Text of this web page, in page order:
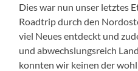
Dies war nun unser letztes
Roadtrip durch den
viel Neues entdeckt und
und abwechslungsreich
konnten wir keinen der